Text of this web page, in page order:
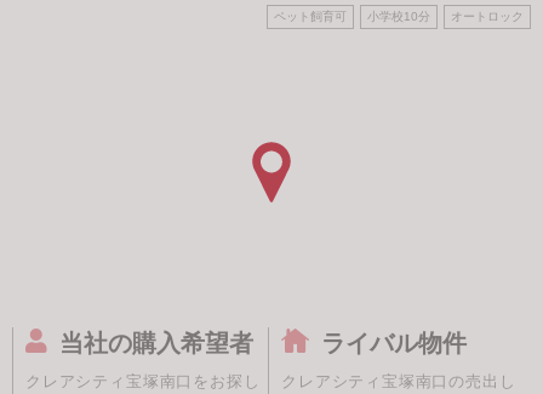
オートロック
小学校10分
ペット飼育可
当社の購入希望者
クレアシティ宝塚南口をお探し
ライバル物件
クレアシティ宝塚南口の売出し